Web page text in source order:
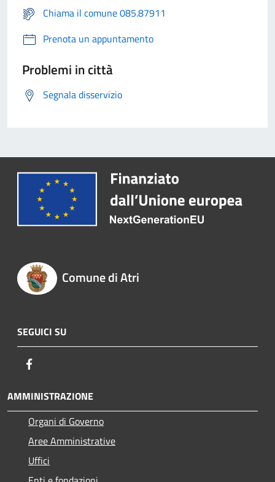
Chiama il comune 085.87911
Prenota un appuntamento
Problemi in città
Segnala disservizio
Comune di Atri
SEGUICI SU
AMMINISTRAZIONE
Organi di Governo
Aree Amministrative
Uffici